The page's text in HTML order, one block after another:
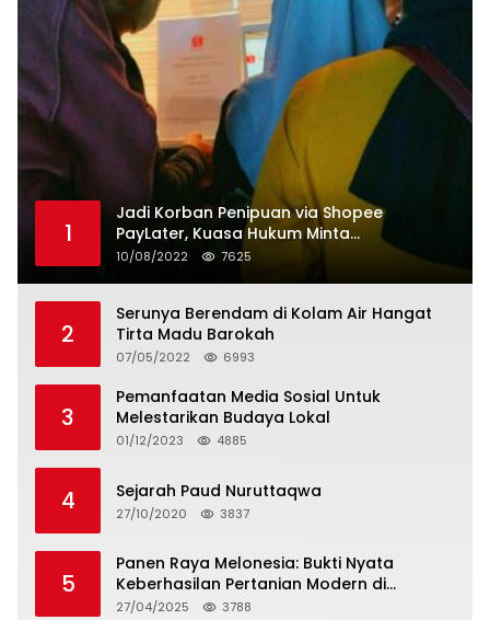
1
Jadi Korban Penipuan via Shopee
PayLater, Kuasa Hukum Minta
Penangguhan Tagihan dan Hapus Bunga
10/08/2022 7625
2
Serunya Berendam di Kolam Air Hangat
Tirta Madu Barokah
07/05/2022 6993
3
Pemanfaatan Media Sosial Untuk
Melestarikan Budaya Lokal
01/12/2023 4885
4 Sejarah Paud Nuruttaqwa
27/10/2020 3837
5
Panen Raya Melonesia: Bukti Nyata
Keberhasilan Pertanian Modern di
Kabupaten Bekasi
27/04/2025 3788